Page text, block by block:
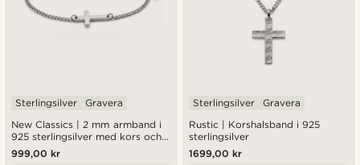
New Classics | 2 mm armband i
925 sterlingsilver med kors och
pansarkedja
Sterlingsilver Gravera
999,00 kr
Rustic | Korshalsband i 925
sterlingsilver
Sterlingsilver Gravera
1699,00 kr